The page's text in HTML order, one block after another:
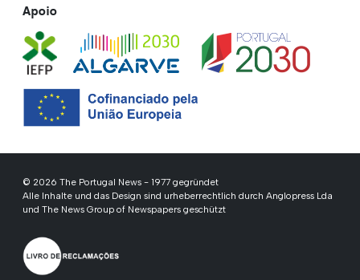
Apoio
© 2026 The Portugal News - 1977 gegründet
Alle Inhalte und das Design sind urheberrechtlich durch Anglopress Lda
und The News Group of Newspapers geschützt